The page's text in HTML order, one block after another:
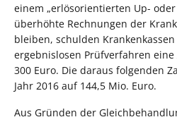
einem „erlösorientierten Up-
überhöhte Rechnungen der
bleiben, schulden
ergebnislosen Prüfverfahren
300 Euro. Die daraus folgenden
Jahr 2016 auf 144,5 Mio. Euro.
Aus Gründen der